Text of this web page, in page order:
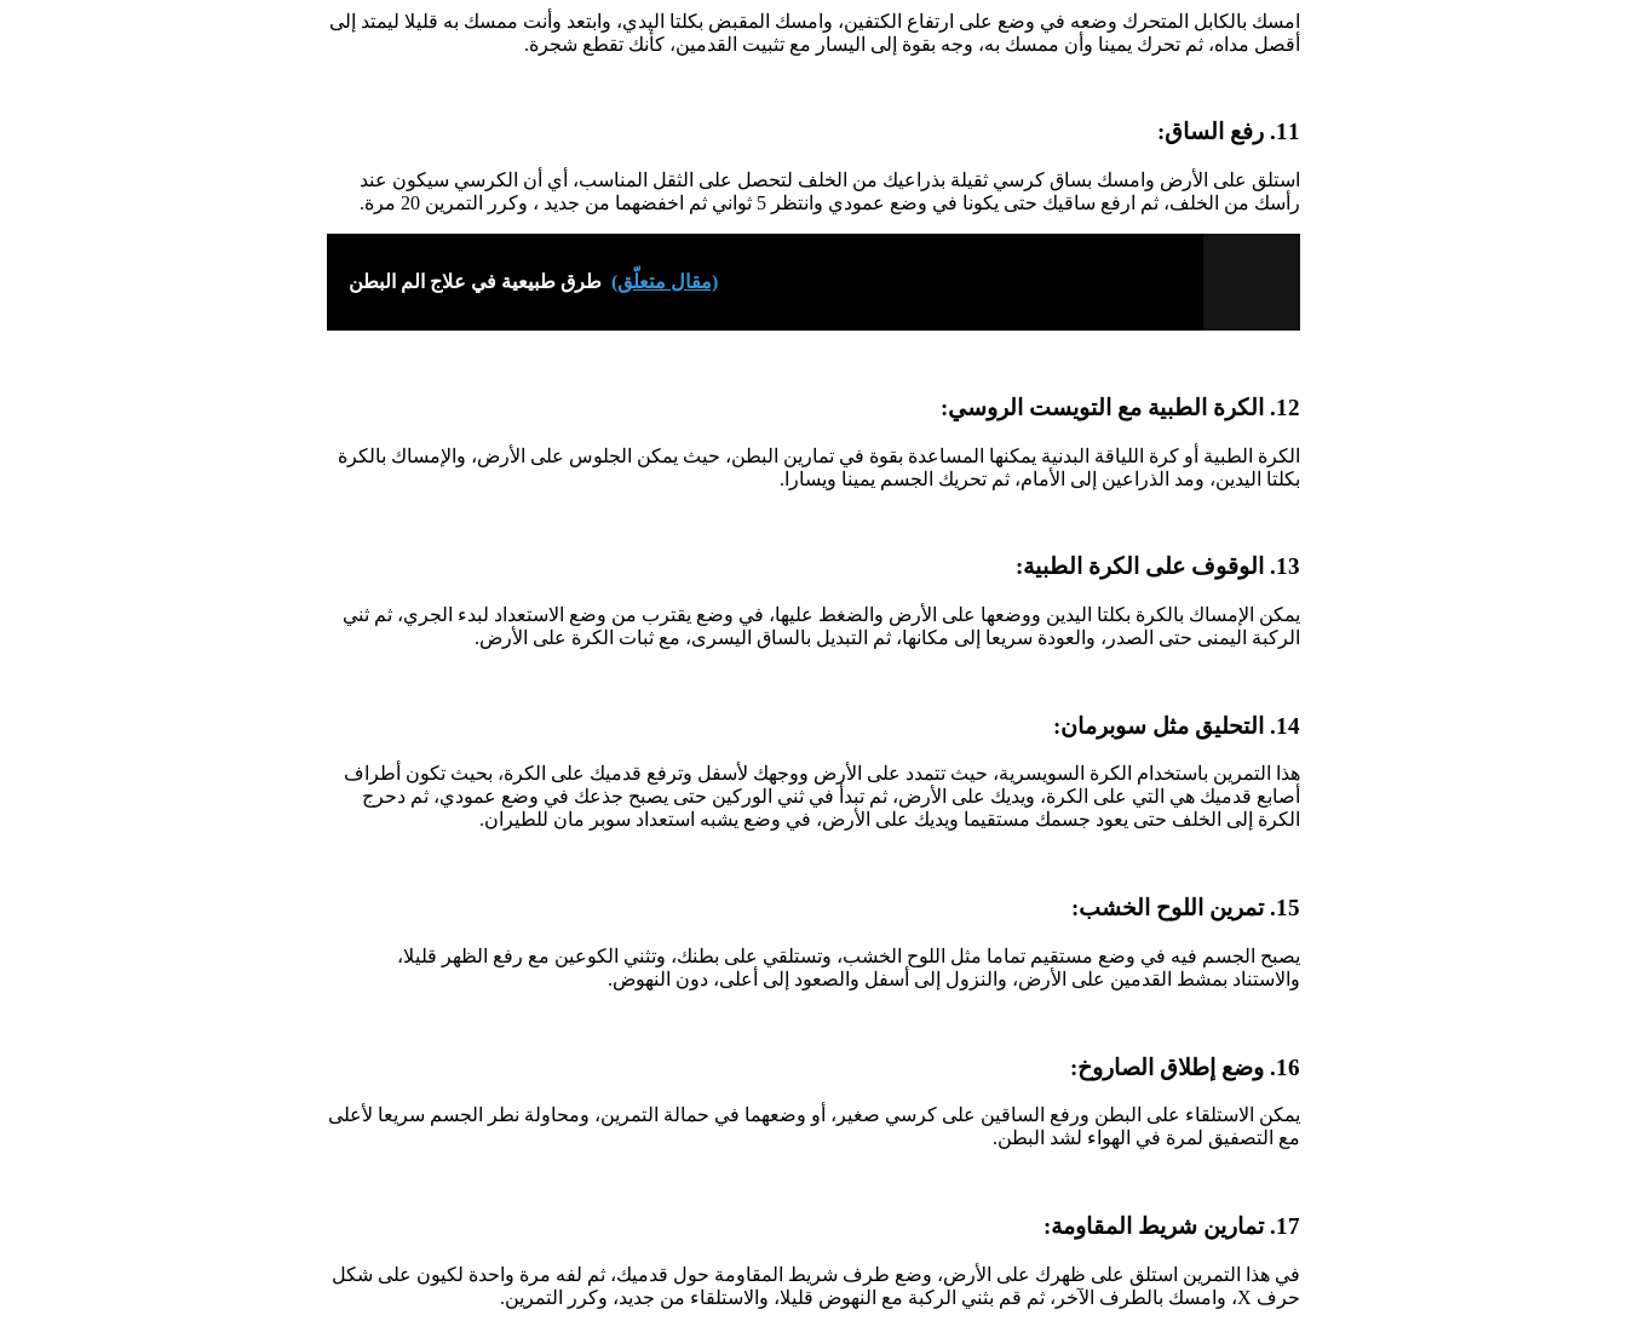
امسك بالكابل المتحرك وضعه في وضع على ارتفاع الكتفين، وامسك المقبض بكلتا اليدي، وابتعد وأنت ممسك به قليلا ليمتد إلى
أقصل مداه، ثم تحرك يمينا وأن ممسك به، وجه بقوة إلى اليسار مع تثبيت القدمين، كأنك تقطع شجرة.
11. رفع الساق:
استلق على الأرض وامسك بساق كرسي ثقيلة بذراعيك من الخلف لتحصل على الثقل المناسب، أي أن الكرسي سيكون عند
رأسك من الخلف، ثم ارفع ساقيك حتى يكونا في وضع عمودي وانتظر 5 ثواني ثم اخفضهما من جديد ، وكرر التمرين 20 مرة.
(مقال متعلّق) طرق طبيعية في علاج الم البطن
12. الكرة الطبية مع التويست الروسي:
الكرة الطبية أو كرة اللياقة البدنية يمكنها المساعدة بقوة في تمارين البطن، حيث يمكن الجلوس على الأرض، والإمساك بالكرة
بكلتا اليدين، ومد الذراعين إلى الأمام، ثم تحريك الجسم يمينا ويسارا.
13. الوقوف على الكرة الطبية:
يمكن الإمساك بالكرة بكلتا اليدين ووضعها على الأرض والضغط عليها، في وضع يقترب من وضع الاستعداد لبدء الجري، ثم ثني
الركبة اليمنى حتى الصدر، والعودة سريعا إلى مكانها، ثم التبديل بالساق اليسرى، مع ثبات الكرة على الأرض.
14. التحليق مثل سوبرمان:
هذا التمرين باستخدام الكرة السويسرية، حيث تتمدد على الأرض ووجهك لأسفل وترفع قدميك على الكرة، بحيث تكون أطراف
أصابع قدميك هي التي على الكرة، ويديك على الأرض، ثم تبدأ في ثني الوركين حتى يصبح جذعك في وضع عمودي، ثم دحرج
الكرة إلى الخلف حتى يعود جسمك مستقيما ويديك على الأرض، في وضع يشبه استعداد سوبر مان للطيران.
15. تمرين اللوح الخشب:
يصبح الجسم فيه في وضع مستقيم تماما مثل اللوح الخشب، وتستلقي على بطنك، وتثني الكوعين مع رفع الظهر قليلا،
والاستناد بمشط القدمين على الأرض، والنزول إلى أسفل والصعود إلى أعلى، دون النهوض.
16. وضع إطلاق الصاروخ:
يمكن الاستلقاء على البطن ورفع الساقين على كرسي صغير، أو وضعهما في حمالة التمرين، ومحاولة نطر الجسم سريعا لأعلى
مع التصفيق لمرة في الهواء لشد البطن.
17. تمارين شريط المقاومة:
في هذا التمرين استلق على ظهرك على الأرض، وضع طرف شريط المقاومة حول قدميك، ثم لفه مرة واحدة لكيون على شكل
حرف X، وامسك بالطرف الآخر، ثم قم بثني الركبة مع النهوض قليلا، والاستلقاء من جديد، وكرر التمرين.